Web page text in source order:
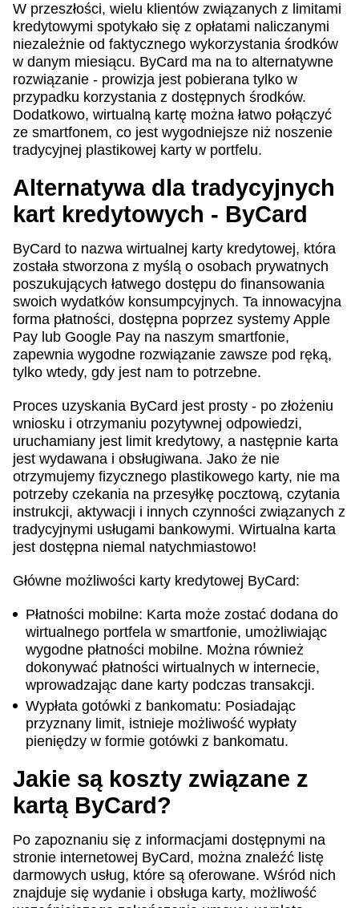
W przeszłości, wielu klientów związanych z limitami
kredytowymi spotykało się z opłatami naliczanymi
niezależnie od faktycznego wykorzystania środków
w danym miesiącu. ByCard ma na to alternatywne
rozwiązanie - prowizja jest pobierana tylko w
przypadku korzystania z dostępnych środków.
Dodatkowo, wirtualną kartę można łatwo połączyć
ze smartfonem, co jest wygodniejsze niż noszenie
tradycyjnej plastikowej karty w portfelu.
Alternatywa dla tradycyjnych
kart kredytowych - ByCard
ByCard to nazwa wirtualnej karty kredytowej, która
została stworzona z myślą o osobach prywatnych
poszukujących łatwego dostępu do finansowania
swoich wydatków konsumpcyjnych. Ta innowacyjna
forma płatności, dostępna poprzez systemy Apple
Pay lub Google Pay na naszym smartfonie,
zapewnia wygodne rozwiązanie zawsze pod ręką,
tylko wtedy, gdy jest nam to potrzebne.
Proces uzyskania ByCard jest prosty - po złożeniu
wniosku i otrzymaniu pozytywnej odpowiedzi,
uruchamiany jest limit kredytowy, a następnie karta
jest wydawana i obsługiwana. Jako że nie
otrzymujemy fizycznego plastikowego karty, nie ma
potrzeby czekania na przesyłkę pocztową, czytania
instrukcji, aktywacji i innych czynności związanych z
tradycyjnymi usługami bankowymi. Wirtualna karta
jest dostępna niemal natychmiastowo!
Główne możliwości karty kredytowej ByCard:
Płatności mobilne: Karta może zostać dodana do
wirtualnego portfela w smartfonie, umożliwiając
wygodne płatności mobilne. Można również
dokonywać płatności wirtualnych w internecie,
wprowadzając dane karty podczas transakcji.
Wypłata gotówki z bankomatu: Posiadając
przyznany limit, istnieje możliwość wypłaty
pieniędzy w formie gotówki z bankomatu.
Jakie są koszty związane z
kartą ByCard?
Po zapoznaniu się z informacjami dostępnymi na
stronie internetowej ByCard, można znaleźć listę
darmowych usług, które są oferowane. Wśród nich
znajduje się wydanie i obsługa karty, możliwość